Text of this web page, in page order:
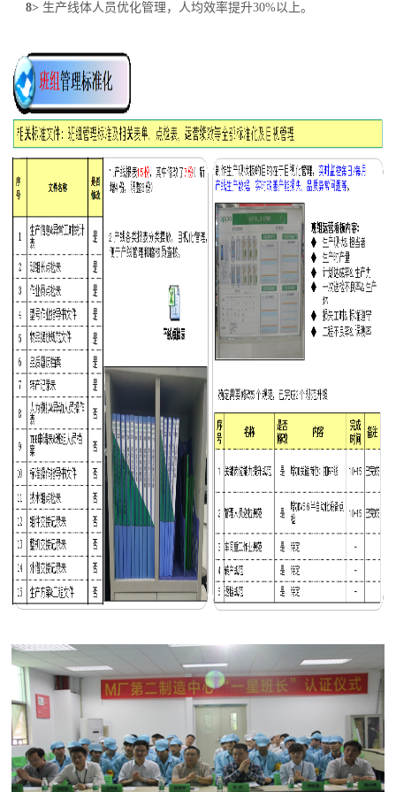
8> 生产线体人员优化管理，人均效率提升30%以上。